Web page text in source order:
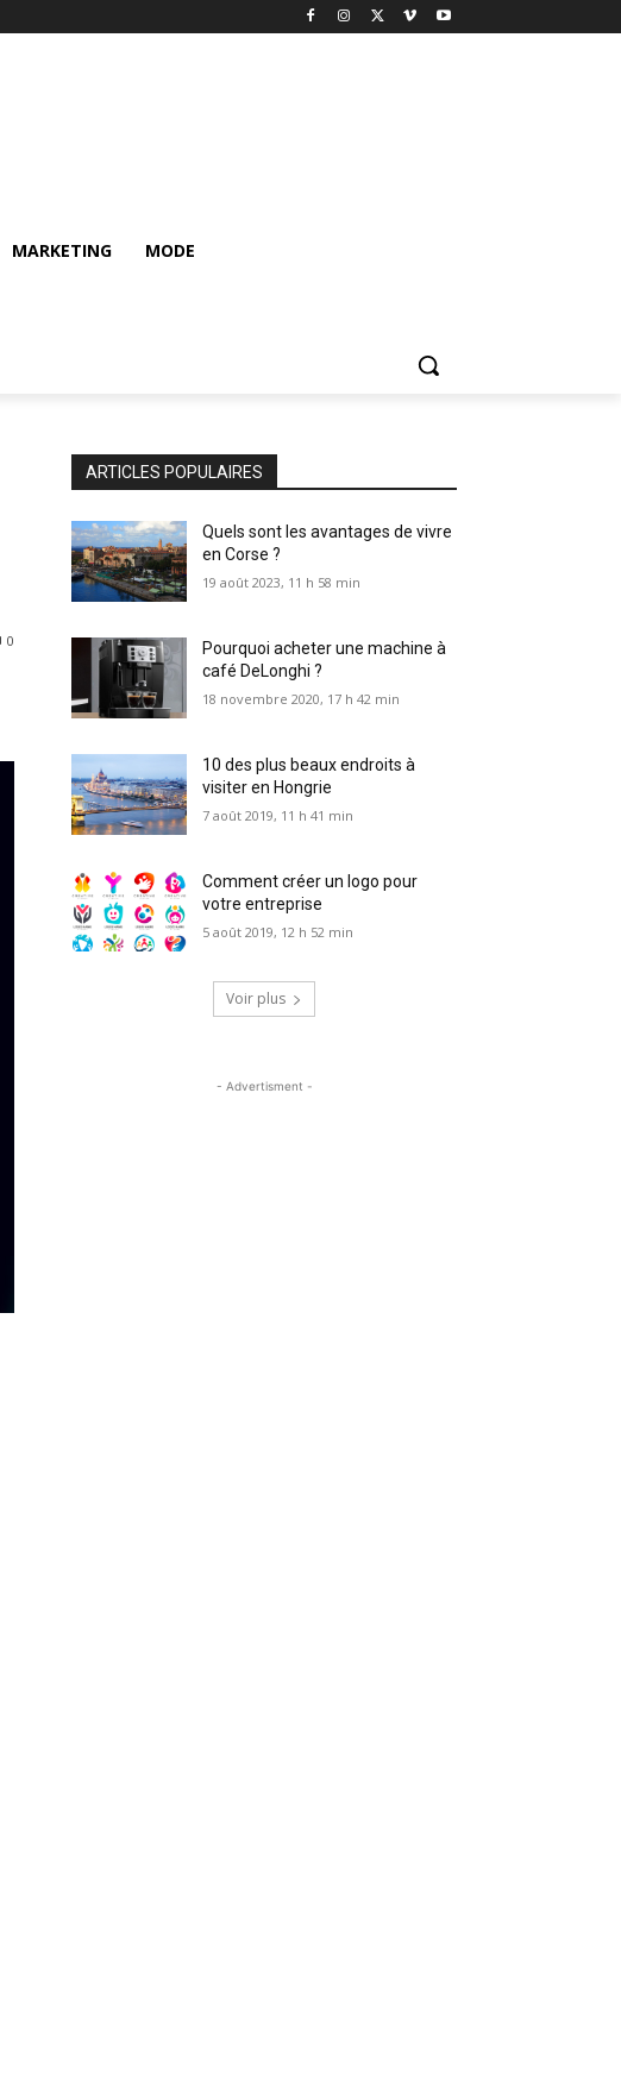
MARKETING MODE
0
ARTICLES POPULAIRES
Quels sont les avantages de vivre
en Corse ?
19 août 2023, 11 h 58 min
Pourquoi acheter une machine à
café DeLonghi ?
18 novembre 2020, 17 h 42 min
10 des plus beaux endroits à
visiter en Hongrie
7 août 2019, 11 h 41 min
Comment créer un logo pour
votre entreprise
5 août 2019, 12 h 52 min
Voir plus
- Advertisment -